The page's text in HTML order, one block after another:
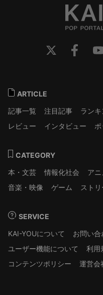
ARTICLE
記事一覧
注目記事 ラン
レビュー
インタビュー
CATEGORY
本・文芸
情報化社会 ア
音楽・映像
ゲーム ストリ
SERVICE
KAI-YOUについて
お問い合
ユーザー機能について
利用
コンテンツポリシー
運営会